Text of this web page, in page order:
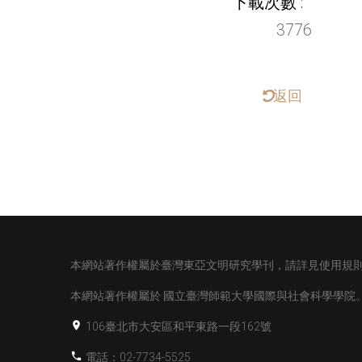
3776
返回
本網站著作權屬於臺灣東亞文明研究學刊，請詳見使用規
本網站著作權屬於 國立臺灣師範大學國際與社會科學學院
106臺北市大安區和平東路一段162號
電話：02-7734-5525